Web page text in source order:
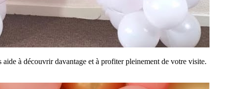
à découvrir davantage et à profiter pleinement de votre visite.